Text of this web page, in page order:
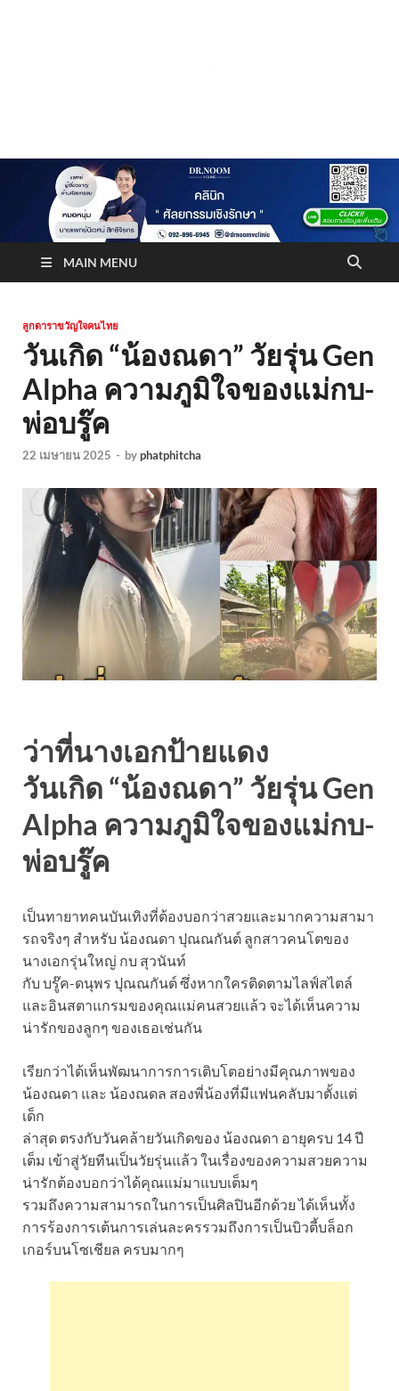
Truststoreonline
MAIN MENU
ลูกดาราขวัญใจคนไทย
วันเกิด “น้องณดา” วัยรุ่น Gen
Alpha ความภูมิใจของแม่กบ-
พ่อบรู๊ค
22 เมษายน 2025 - byphatphitcha
ว่าที่นางเอกป้ายแดง
วันเกิด “น้องณดา” วัยรุ่น Gen
Alpha ความภูมิใจของแม่กบ-
พ่อบรู๊ค
เป็นทายาทคนบันเทิงที่ต้องบอกว่าสวยและมากความสามา
รถจริงๆ สำหรับ น้องณดา ปุณณกันต์ ลูกสาวคนโตของ
นางเอกรุ่นใหญ่ กบ สุวนันท์
กับ บรู๊ค-ดนุพร ปุณณกันต์ ซึ่งหากใครติดตามไลฟ์สไตล์
และอินสตาแกรมของคุณแม่คนสวยแล้ว จะได้เห็นความ
น่ารักของลูกๆ ของเธอเช่นกัน
เรียกว่าได้เห็นพัฒนาการการเติบโตอย่างมีคุณภาพของ
น้องณดา และ น้องณดล สองพี่น้องที่มีแฟนคลับมาตั้งแต่
เด็ก
ล่าสุด ตรงกับวันคล้ายวันเกิดของ น้องณดา อายุครบ 14 ปี
เต็ม เข้าสู่วัยทีนเป็นวัยรุ่นแล้ว ในเรื่องของความสวยความ
น่ารักต้องบอกว่าได้คุณแม่มาแบบเต็มๆ
รวมถึงความสามารถในการเป็นศิลปินอีกด้วย ได้เห็นทั้ง
การร้องการเต้นการเล่นละครรวมถึงการเป็นบิวตี้บล็อก
เกอร์บนโซเชียล ครบมากๆ